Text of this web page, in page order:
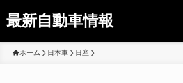
最新自動車情報
ホーム 日本車 日産